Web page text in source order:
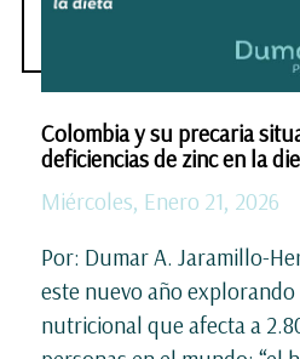
Colombia y su precaria
deficiencias de zinc en la
Miércoles, Enero 21, 2026
Por: Dumar A. Jaramillo-
este nuevo año
nutricional que afecta a